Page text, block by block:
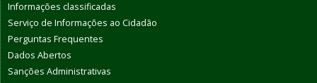
Informações classificadas
Serviço de Informações ao Cidadão
Perguntas Frequentes
Dados Abertos
Sanções Administrativas